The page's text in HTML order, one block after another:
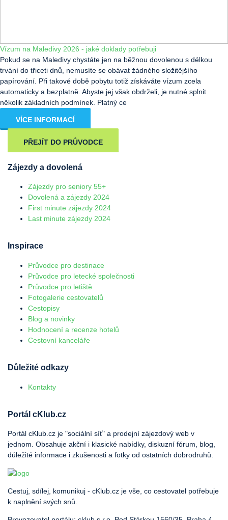
Vízum na Maledivy 2026 - jaké doklady potřebuji
Pokud se na Maledivy chystáte jen na běžnou dovolenou s délkou
trvání do třiceti dnů, nemusíte se obávat žádného složitějšího
papírování. Při takové době pobytu totiž získáváte vízum zcela
automaticky a bezplatně. Abyste jej však obdrželi, je nutné splnit
několik základních podmínek. Platný ce
VÍCE INFORMACÍ
PŘEJÍT DO PRŮVODCE
Zájezdy a dovolená
Zájezdy pro seniory 55+
Dovolená a zájezdy 2024
First minute zájezdy 2024
Last minute zájezdy 2024
Inspirace
Průvodce pro destinace
Průvodce pro letecké společnosti
Průvodce pro letiště
Fotogalerie cestovatelů
Cestopisy
Blog a novinky
Hodnocení a recenze hotelů
Cestovní kanceláře
Důležité odkazy
Kontakty
Portál cKlub.cz
Portál cKlub.cz je "sociální síť" a prodejní zájezdový web v
jednom. Obsahuje akční i klasické nabídky, diskuzní fórum, blog,
důležité informace i zkušenosti a fotky od ostatních dobrodruhů.
Cestuj, sdílej, komunikuj - cKlub.cz je vše, co cestovatel potřebuje
k naplnění svých snů.